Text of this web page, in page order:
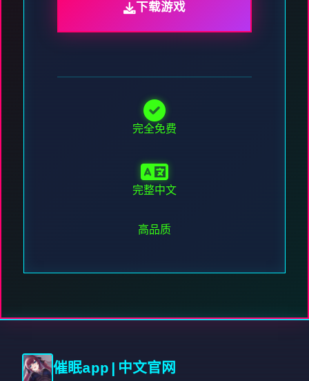
下载游戏
完全免费
完整中文
高品质
催眠app|中文官网